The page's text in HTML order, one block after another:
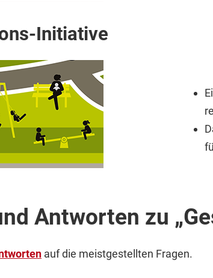
Initiative
Antworten zu
auf die meistgestellten Fragen.